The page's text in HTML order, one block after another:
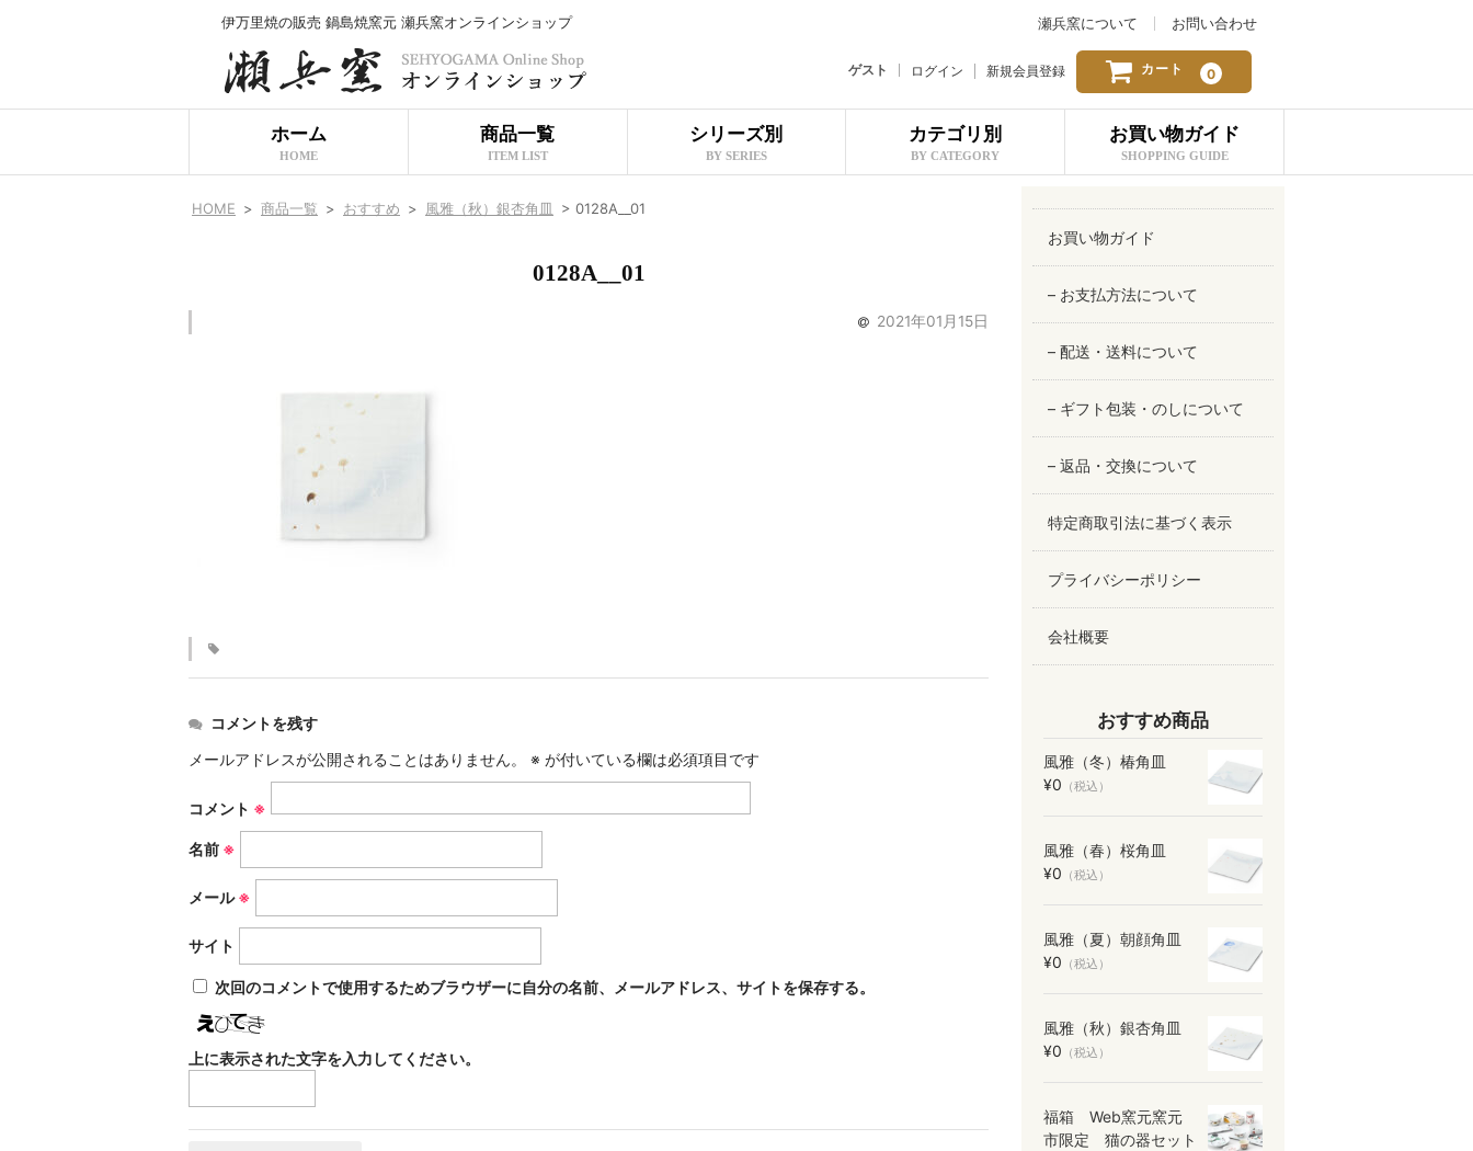
伊万里焼の販売 鍋島焼窯元 瀬兵窯オンラインショップ 瀬兵窯について お問い合わせ
ゲスト ログイン 新規会員登録 カート 0
ホーム
HOME
商品一覧
ITEM LIST
シリーズ別
BY SERIES
カテゴリ別
BY CATEGORY
お買い物ガイド
SHOPPING GUIDE
HOME > 商品一覧 > おすすめ > 風雅（秋）銀杏角皿 > 0128A__01
0128A__01
2021年01月15日
コメントを残す
メールアドレスが公開されることはありません。
※ が付いている欄は必須項目です
コメント ※
名前 ※
メール※
サイト
次回のコメントで使用するためブラウザーに自分の名前、メールアドレス、サイトを保存する。
上に表示された文字を入力してください。
お買い物ガイド
– お支払方法について
– 配送・送料について
– ギフト包装・のしについて
– 返品・交換について
特定商取引法に基づく表示
プライバシーポリシー
会社概要
おすすめ商品
風雅（冬）椿角皿
¥0 （税込）
風雅（春）桜角皿
¥0 （税込）
風雅（夏）朝顔角皿
¥0 （税込）
風雅（秋）銀杏角皿
¥0 （税込）
福箱 Web窯元窯元
市限定 猫の器セット